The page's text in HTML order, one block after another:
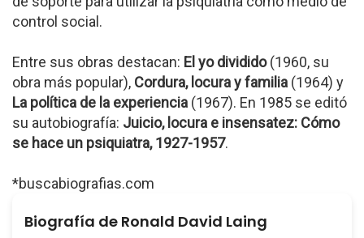
control social.
Entre sus obras destacan: El yo dividido(1960, su
obra más popular), Cordura, locura y familia (1964) y
La política de la experiencia (1967). En 1985 se editó
su autobiografía: Juicio, locura e insensatez: Cómo
se hace un psiquiatra, 1927-1957.
*buscabiografias.com
Biografía de Ronald David Laing